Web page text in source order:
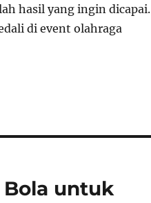
hasil yang ingin dicapai.
di event olahraga
untuk